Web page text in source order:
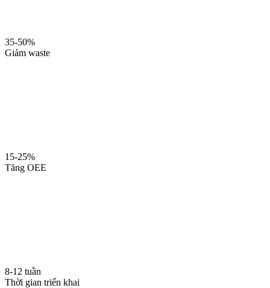
35-50%
Giảm waste
15-25%
Tăng OEE
8-12 tuần
Thời gian triển khai